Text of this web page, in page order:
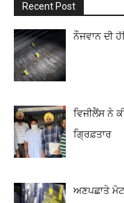
Recent Post
ਨੌਜਵਾਨ ਦੀ
ਵਿਜੀਲੈਂਸ ਨੇ
ਗ੍ਰਿਫ਼ਤਾਰ
ਅਣਪਛਾਤੇ